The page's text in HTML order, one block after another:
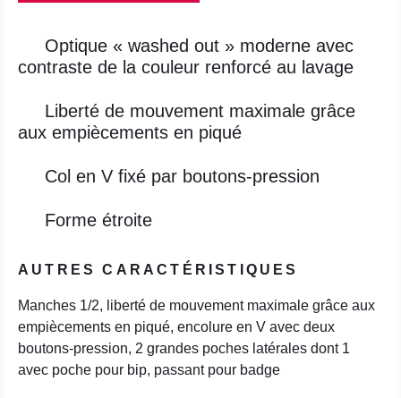
Optique « washed out » moderne avec
contraste de la couleur renforcé au lavage
Liberté de mouvement maximale grâce
aux empiècements en piqué
Col en V fixé par boutons-pression
Forme étroite
AUTRES CARACTÉRISTIQUES
Manches 1/2, liberté de mouvement maximale grâce aux
empiècements en piqué, encolure en V avec deux
boutons-pression, 2 grandes poches latérales dont 1
avec poche pour bip, passant pour badge